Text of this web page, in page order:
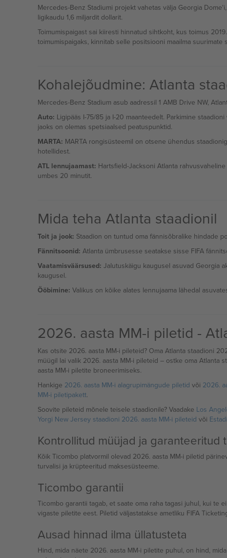
Mercedes-Benz Stadiumi projekt vahetas välja Georgia
ligikaudu 1,6 miljardit dollarit.
Toimumispaigast sai kiiresti hinnatud sihtkoht, kus toimus
toimumispaigaks, kinnitab selle positsiooni maailma suurimate
Kohalejõudmine: Atlanta
Mercedes-Benz Stadium asub aadressil 1 AMB Drive NW,
Auto: Ligipääs I-75/85 ja I-20 maanteedelt. Parkimine
jaoks on olemas spetsiaalsed peatuspunktid.
MARTA: MARTA rongisüsteemil on otsene ühendus
hotellidest.
ATL lennujaamast: Hartsfield-Jacksoni Atlanta
umbes 20 minutit.
Mida teha Atlanta staadionil
Toit ja jook: Staadion on tuntud oma fännisõbralike hindade
Fännitsoonid: Atlanta ümbrusesse seatakse sisse FIFA
Vaatamisväärsused: Jalutuskäigu kaugusel asuvad Georgia
kaugusel.
Ööbimine: Valikus on kõike alates lennujaama lähedal
2026. aasta MM-i piletid -
Kas otsite 2026. aasta MM-i pileteid? Oma Atlanta staadioni
müügil lai valik 2026. aasta MM-i pileteid – ostke oma Atlanta
aasta MM-i piletite broneerimiseks.
Hankige 2026. aasta MM-i alagrupimängude piletid või 2026.
MM-i piletipakett.
Soovite pileteid mõnele teisele staadionile? Vaadake Los
Yorgi New Jersey staadioni 2026. aasta MM-i pileteid või
Kontrollitud müüjad ja garanteeritud
Kõik Ticombo platvormil olevad 2026. aasta MM-i piletid
turvalisi ja krüpteeritud maksesüsteeme.
Ticombo garantii
Ticombo garantii tagab, et saate oma raha tagasi juhul, kui te
vigaste piletite eest. Piletid väljastatakse ametliku FIFA
Ausad hinnad ilma üllatusteta
Hind, mida näete 2026. aasta MM-i piletite puhul, on hind,